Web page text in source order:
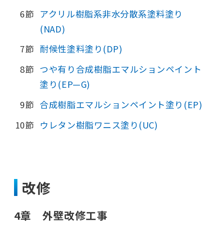
6節 アクリル樹脂系非水分散系塗料塗り
(NAD)
7節 耐候性塗料塗り(DP)
8節 つや有り合成樹脂エマルションペイント
塗り(EP—G)
9節 合成樹脂エマルションペイント塗り(EP)
10節 ウレタン樹脂ワニス塗り(UC)
改修
4章 外壁改修工事